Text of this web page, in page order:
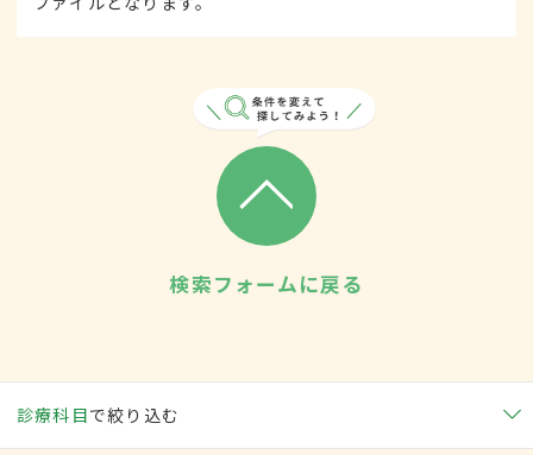
検索フォームに戻る
診療科目で絞り込む